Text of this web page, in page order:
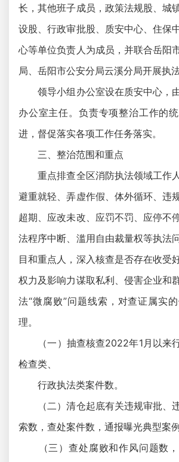
长，其他班子成员，政策法规股、城
设股、行政审批股、质安中心、住保
心等单位负责人为成员，并联合岳阳
局、岳阳市公安分局云溪分局开展执
领导小组办公室设在质安中心，
办公室主任。负责专项整治工作的
进，督促落实各项工作任务落实。
三、整治范围和重点
重点排查全区消防执法领域工作
避重就轻、弄虚作假、体外循环、违
超期、应改未改、应罚不罚、应停不
法程序中断、滥用自由裁量权等执法
目和重点人，深入核查是否存在收受
权力及影响力谋取私利、侵害企业和
法“微腐败”问题线索，对查证属实
理。
（一）抽查核查2022年1月以来
检查类、
行政执法类案件数。
（二）清仓起底有关违规审批、
索数，查处案件数，通报曝光典型案例
（三）查处腐败和作风问题数，